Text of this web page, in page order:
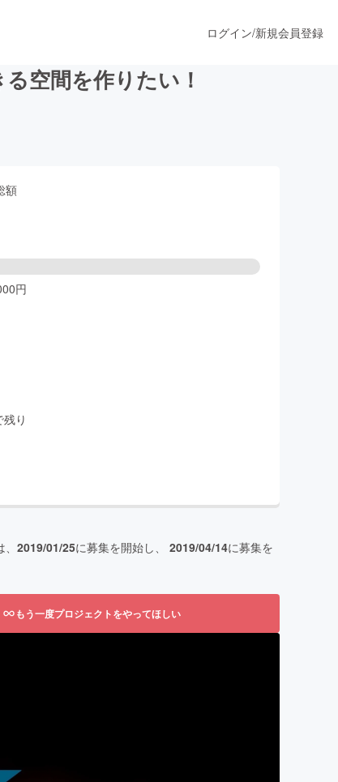
ログイン/新規会員登録
空間を作りたい！
額
円
り
2019/01/25に募集を開始し、 2019/04/14に募集を
もう一度プロジェクトをやってほしい